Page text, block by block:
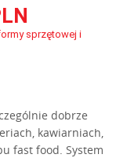
sprzętowej i
dobrze
kawiarniach,
fast food. System